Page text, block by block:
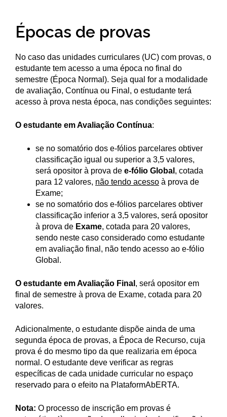
Épocas de provas
No caso das unidades curriculares (UC) com provas, o
estudante tem acesso a uma época no final do
semestre (Época Normal). Seja qual for a modalidade
de avaliação, Contínua ou Final, o estudante terá
acesso à prova nesta época, nas condições seguintes:
O estudante em Avaliação Contínua:
se no somatório dos e-fólios parcelares obtiver
classificação igual ou superior a 3,5 valores,
será opositor à prova de e-fólio Global , cotada
para 12 valores, não tendo acesso à prova de
Exame;
se no somatório dos e-fólios parcelares obtiver
classificação inferior a 3,5 valores, será opositor
à prova de Exame, cotada para 20 valores,
sendo neste caso considerado como estudante
em avaliação final, não tendo acesso ao e-fólio
Global.
O estudante em Avaliação Final , será opositor em
final de semestre à prova de Exame, cotada para 20
valores.
Adicionalmente, o estudante dispõe ainda de uma
segunda época de provas, a Época de Recurso, cuja
prova é do mesmo tipo da que realizaria em época
normal. O estudante deve verificar as regras
específicas de cada unidade curricular no espaço
reservado para o efeito na PlataformAbERTA.
Nota: O processo de inscrição em provas é